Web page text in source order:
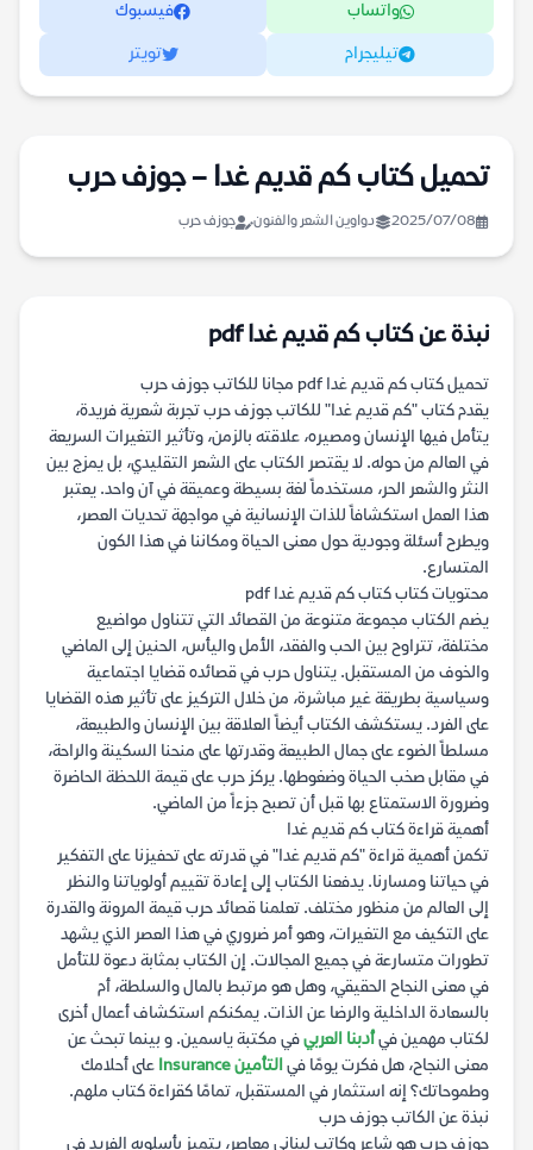
واتساب فيسبوك
تيليجرام تويتر
تحميل كتاب كم قديم غدا – جوزف حرب
2025/07/08 دواوين الشعر والفنون جوزف حرب
نبذة عن كتاب كم قديم غدا pdf
تحميل كتاب كم قديم غدا pdf مجانا للكاتب جوزف حرب
يقدم كتاب "كم قديم غدا" للكاتب جوزف حرب تجربة شعرية فريدة،
يتأمل فيها الإنسان ومصيره، علاقته بالزمن، وتأثير التغيرات السريعة
في العالم من حوله. لا يقتصر الكتاب على الشعر التقليدي، بل يمزج بين
النثر والشعر الحر، مستخدماً لغة بسيطة وعميقة في آن واحد. يعتبر
هذا العمل استكشافاً للذات الإنسانية في مواجهة تحديات العصر،
ويطرح أسئلة وجودية حول معنى الحياة ومكاننا في هذا الكون
المتسارع.
محتويات كتاب كتاب كم قديم غدا pdf
يضم الكتاب مجموعة متنوعة من القصائد التي تتناول مواضيع
مختلفة، تتراوح بين الحب والفقد، الأمل واليأس، الحنين إلى الماضي
والخوف من المستقبل. يتناول حرب في قصائده قضايا اجتماعية
وسياسية بطريقة غير مباشرة، من خلال التركيز على تأثير هذه القضايا
على الفرد. يستكشف الكتاب أيضاً العلاقة بين الإنسان والطبيعة،
مسلطاً الضوء على جمال الطبيعة وقدرتها على منحنا السكينة والراحة،
في مقابل صخب الحياة وضغوطها. يركز حرب على قيمة اللحظة الحاضرة
وضرورة الاستمتاع بها قبل أن تصبح جزءاً من الماضي.
أهمية قراءة كتاب كم قديم غدا
تكمن أهمية قراءة "كم قديم غدا" في قدرته على تحفيزنا على التفكير
في حياتنا ومسارنا. يدفعنا الكتاب إلى إعادة تقييم أولوياتنا والنظر
إلى العالم من منظور مختلف. تعلمنا قصائد حرب قيمة المرونة والقدرة
على التكيف مع التغيرات، وهو أمر ضروري في هذا العصر الذي يشهد
تطورات متسارعة في جميع المجالات. إن الكتاب بمثابة دعوة للتأمل
في معنى النجاح الحقيقي، وهل هو مرتبط بالمال والسلطة، أم
بالسعادة الداخلية والرضا عن الذات. يمكنكم استكشاف أعمال أخرى
لكتاب مهمين فيأدبنا العربيفي مكتبة ياسمين. و بينما تبحث عن
معنى النجاح، هل فكرت يومًا فيالتأمين Insurance
على أحلامك
وطموحاتك؟ إنه استثمار في المستقبل، تمامًا كقراءة كتاب ملهم.
نبذة عن الكاتب جوزف حرب
جوزف حرب هو شاعر وكاتب لبناني معاصر، يتميز بأسلوبه الفريد في